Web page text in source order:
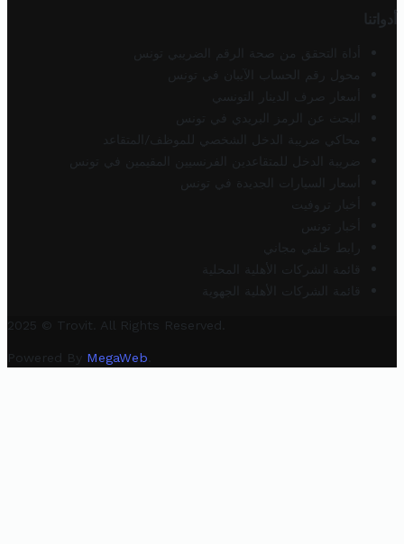
أدواتنا
أداة التحقق من صحة الرقم الضريبي تونس
محول رقم الحساب الآيبان في تونس
أسعار صرف الدينار التونسي
البحث عن الرمز البريدي في تونس
محاكي ضريبة الدخل الشخصي للموظف/المتقاعد
ضريبة الدخل للمتقاعدين الفرنسيين المقيمين في تونس
أسعار السيارات الجديدة في تونس
أخبار تروفيت
أخبار تونس
رابط خلفي مجاني
قائمة الشركات الأهلية المحلية
قائمة الشركات الأهلية الجهوية
2025 © Trovit. All Rights Reserved.
Powered By MegaWeb